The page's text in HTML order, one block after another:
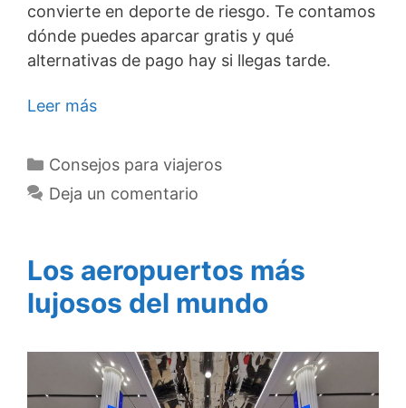
convierte en deporte de riesgo. Te contamos
dónde puedes aparcar gratis y qué
alternativas de pago hay si llegas tarde.
Leer más
Categorías
Consejos para viajeros
Deja un comentario
Los aeropuertos más
lujosos del mundo